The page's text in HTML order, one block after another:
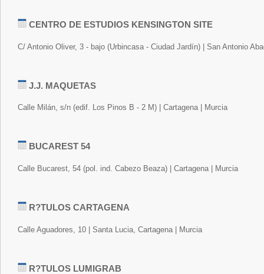
CENTRO DE ESTUDIOS KENSINGTON SITE
C/ Antonio Oliver, 3 - bajo (Urbincasa - Ciudad Jardín) | San Antonio
J.J. MAQUETAS
Calle Milán, s/n (edif. Los Pinos B - 2 M) | Cartagena | Murcia
BUCAREST 54
Calle Bucarest, 54 (pol. ind. Cabezo Beaza) | Cartagena | Murcia
R?TULOS CARTAGENA
Calle Aguadores, 10 | Santa Lucia, Cartagena | Murcia
R?TULOS LUMIGRAB